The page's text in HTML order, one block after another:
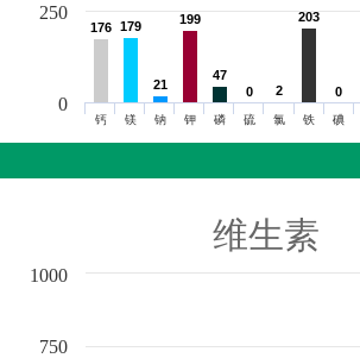
176
176 179
179
21
21
199
199
47
47
0
0 2
2
203
203
0
0
钙 镁 钠 钾 磷 硫 氯 铁 碘
0
250
维生素
750
1000